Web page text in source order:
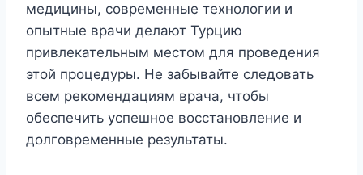
медицины, современные технологии и
опытные врачи делают Турцию
привлекательным местом для проведения
этой процедуры. Не забывайте следовать
всем рекомендациям врача, чтобы
обеспечить успешное восстановление и
долговременные результаты.